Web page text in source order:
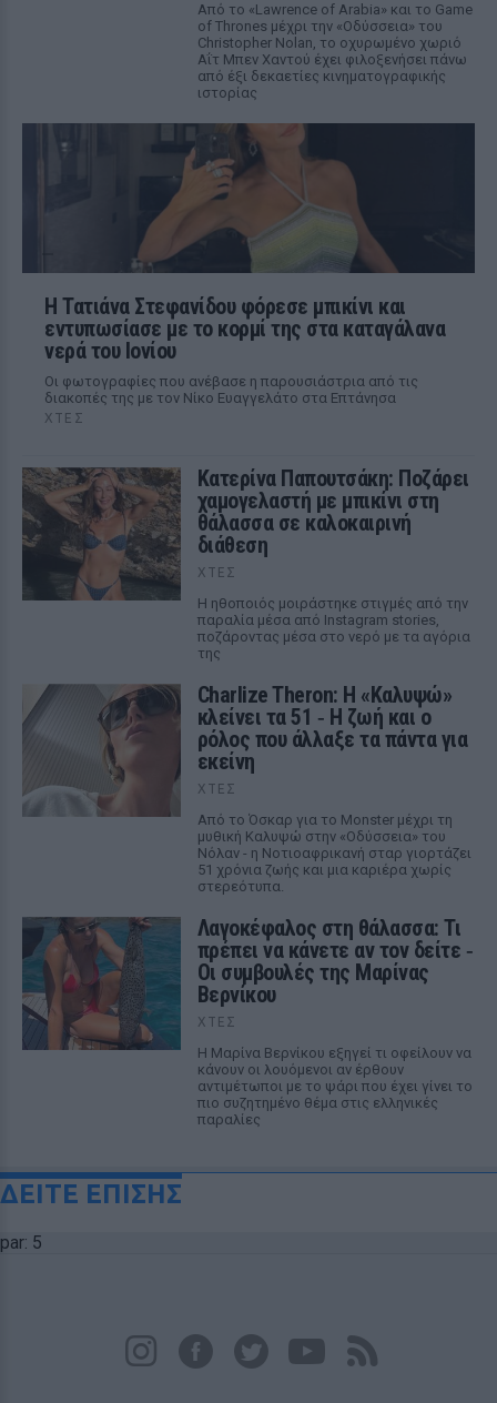
Από το «Lawrence of Arabia» και το Game
of Thrones μέχρι την «Οδύσσεια» του
Christopher Nolan, το οχυρωμένο χωριό
Αΐτ Μπεν Χαντού έχει φιλοξενήσει πάνω
από έξι δεκαετίες κινηματογραφικής
ιστορίας
Η Τατιάνα Στεφανίδου φόρεσε μπικίνι και
εντυπωσίασε με το κορμί της στα καταγάλανα
νερά του Ιονίου
Οι φωτογραφίες που ανέβασε η παρουσιάστρια από τις
διακοπές της με τον Νίκο Ευαγγελάτο στα Επτάνησα
ΧΤΕΣ
Κατερίνα Παπουτσάκη: Ποζάρει
χαμογελαστή με μπικίνι στη
θάλασσα σε καλοκαιρινή
διάθεση
ΧΤΕΣ
Η ηθοποιός μοιράστηκε στιγμές από την
παραλία μέσα από Instagram stories,
ποζάροντας μέσα στο νερό με τα αγόρια
της
Charlize Theron: Η «Καλυψώ»
κλείνει τα 51 ‑ H ζωή και ο
ρόλος που άλλαξε τα πάντα για
εκείνη
ΧΤΕΣ
Από το Όσκαρ για το Monster μέχρι τη
μυθική Καλυψώ στην «Οδύσσεια» του
Νόλαν - η Νοτιοαφρικανή σταρ γιορτάζει
51 χρόνια ζωής και μια καριέρα χωρίς
στερεότυπα.
Λαγοκέφαλος στη θάλασσα: Τι
πρέπει να κάνετε αν τον δείτε ‑
Οι συμβουλές της Μαρίνας
Βερνίκου
ΧΤΕΣ
Η Μαρίνα Βερνίκου εξηγεί τι οφείλουν να
κάνουν οι λουόμενοι αν έρθουν
αντιμέτωποι με το ψάρι που έχει γίνει το
πιο συζητημένο θέμα στις ελληνικές
παραλίες
ΔΕΙΤΕ ΕΠΙΣΗΣ
par: 5